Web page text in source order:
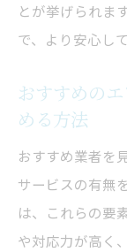
とが挙げられま
で、より安心し
おすすめの
める方法
おすすめ業者を
サービスの有無
は、これらの要
や対応力が高く